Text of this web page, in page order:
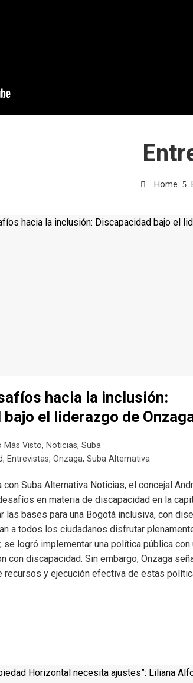
Home
hacia la inclusión:
el liderazgo de
Más Visto, Noticias, Suba
, Entrevistas, Onzaga, Suba Alternativa
Suba Alternativa Noticias, el concejal
en materia de discapacidad en la
las bases para una Bogotá inclusiva, con
a todos los ciudadanos disfrutar
se logró implementar una política pública
con discapacidad. Sin embargo, Onzaga
recursos y ejecución efectiva de estas